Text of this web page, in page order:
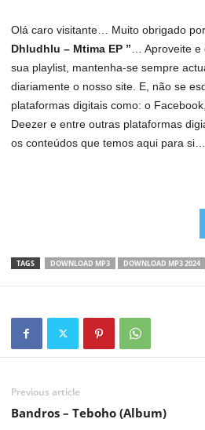
Olá caro visitante… Muito obrigado
Dhludhlu – Mtima EP ” … Aproveite
sua playlist, mantenha-se sempre
diariamente o nosso site. E, não se
plataformas digitais como: o
Deezer e entre outras plataformas
os conteúdos que temos aqui para si…
TAGS DOWNLOAD MP3 DOWNLOAD MP3 2024
Previous article
Bandros – Teboho (Album)